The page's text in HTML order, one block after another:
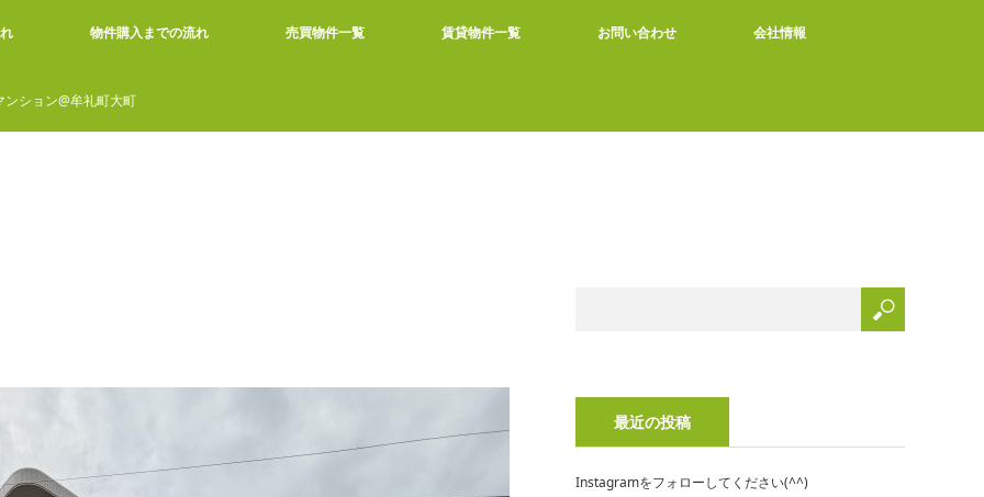
物件購入までの流れ 売買物件一覧 賃貸物件一覧 お問い合わせ 会社情報
ンション@牟礼町大町
最近の投稿
Instagramをフォローしてください(^^)